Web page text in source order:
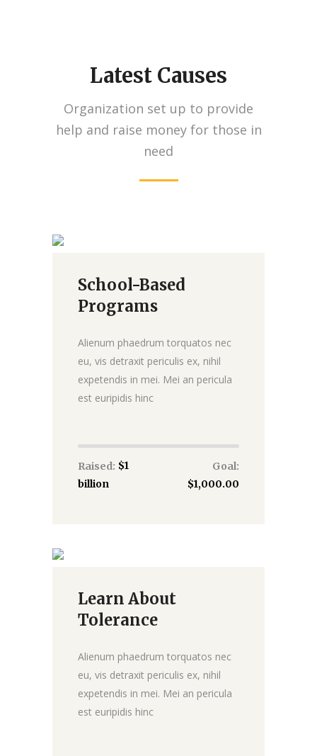
Latest Causes
Organization set up to provide
help and raise money for those in
need
Donate
School-Based
Programs
Alienum phaedrum torquatos nec
eu, vis detraxit periculis ex, nihil
expetendis in mei. Mei an pericula
est euripidis hinc
Raised: $1
billion
Goal:
$1,000.00
Donate
Learn About
Tolerance
Alienum phaedrum torquatos nec
eu, vis detraxit periculis ex, nihil
expetendis in mei. Mei an pericula
est euripidis hinc